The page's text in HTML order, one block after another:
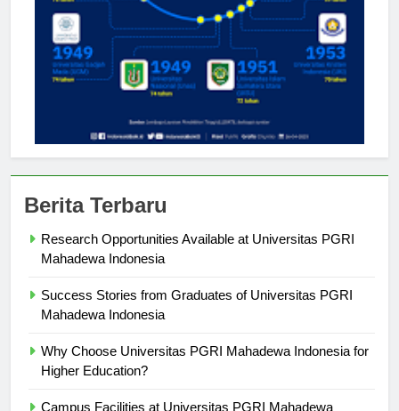
Berita Terbaru
Research Opportunities Available at Universitas PGRI
Mahadewa Indonesia
Success Stories from Graduates of Universitas PGRI
Mahadewa Indonesia
Why Choose Universitas PGRI Mahadewa Indonesia for
Higher Education?
Campus Facilities at Universitas PGRI Mahadewa